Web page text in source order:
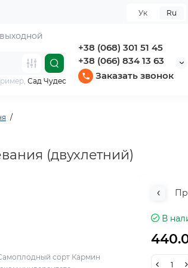
Ук Ru
+38 (068) 301 51 45
+38 (066) 834 13 63
Заказать звонок
Сад Чудес
(двухлетний)
сорт Кармин
В